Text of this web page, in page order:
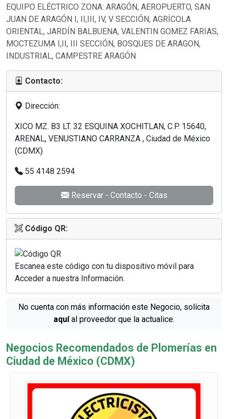
EQUIPO ELÉCTRICO ZONA: ARAGÓN, AEROPUERTO, SAN
JUAN DE ARAGÓN I, II,III, IV, V SECCIÓN, AGRÍCOLA
ORIENTAL, JARDÍN BALBUENA, VALENTIN GOMEZ FARIAS,
MOCTEZUMA I,II, III SECCIÓN, BOSQUES DE ARAGON,
INDUSTRIAL, CAMPESTRE ARAGÓN
Contacto:
Dirección:
XICO MZ. B3 LT. 32 ESQUINA XOCHITLAN, C.P. 15640,
ARENAL, VENUSTIANO CARRANZA , Ciudad de México
(CDMX)
55 4148 2594
Reservar - Contacto - Citas
Código QR:
Escanea este código con tu dispositivo móvil para
Acceder a nuestra Información.
No cuenta con más información este Negocio, solícita
aquíal proveedor que la actualice.
Negocios Recomendados de Plomerías en
Ciudad de México (CDMX)